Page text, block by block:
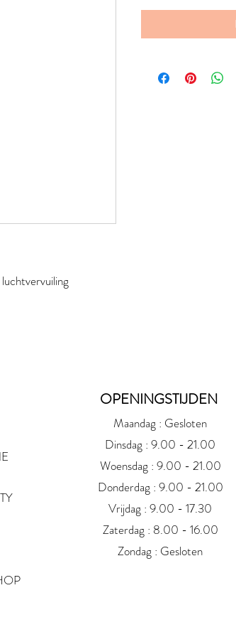
OPENINGSTIJDEN
Maandag : Gesloten
Dinsdag : 9.00 - 21.00
Woensdag : 9.00 - 21.00
Donderdag : 9.00 - 21.00
Vrijdag : 9.00 - 17.30
Zaterdag : 8.00 - 16.00
Zondag : Gesloten